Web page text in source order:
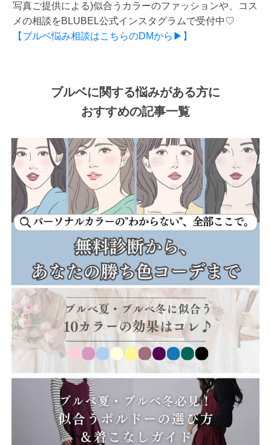
写真ご提供による)似合うカラーのファッションや、コス
メの相談をBLUBEL公式インスタグラムで受付中♡
【ブルベ悩み相談はこちらのDMから▶】
ブルベに関する悩みがある方に
おすすめの記事一覧